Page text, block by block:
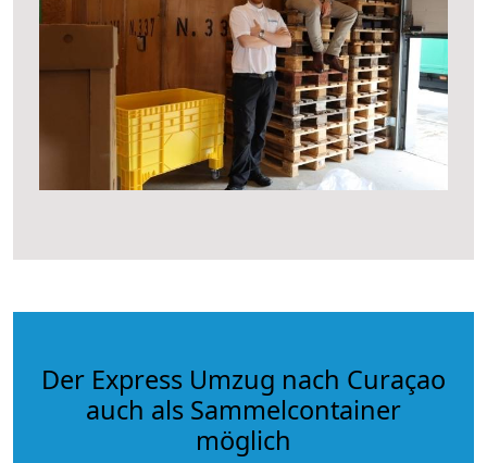
Der Express Umzug nach Curaçao
auch als Sammelcontainer
möglich